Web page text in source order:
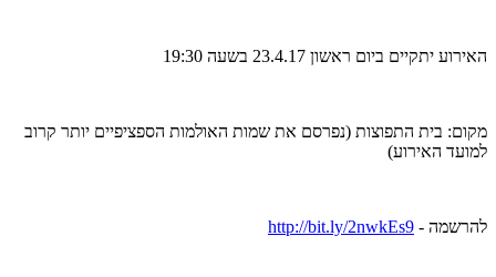
האירוע יתקיים ביום ראשון 23.4.17 בשעה 19:30
מקום: בית התפוצות (נפרסם את שמות האולמות הספציפיים יותר קרוב
למועד האירוע)
להרשמה - http://bit.ly/2nwkEs9